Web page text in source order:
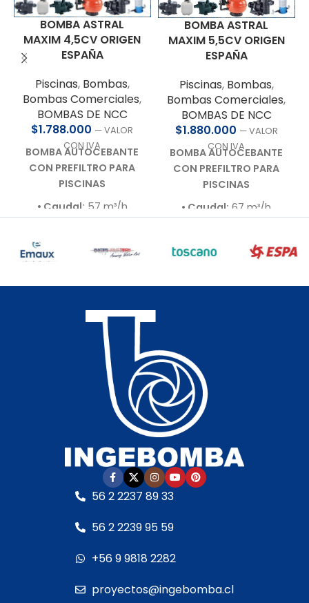
BOMBA ASTRAL
MAXIM 4,5CV ORIGEN
ESPAÑA
Piscinas, Bombas,
Bombas Comerciales,
BOMBAS DE NCC
$1.788.000 — VALOR
CON IVA
BOMBA AUTOCEBANTE
CON PREFILTRO PARA
PISCINAS
• Caudal: 57 m³/h
• Motor:
4,5 HP – 380 V –
• Autoaspirante:Hasta
Racor de
conexiones para 90 mm
• Cuerpo hidráulico:
En
plásticos técnicos de
alta resistencia
Según
cláusula del fabricante
Especial AISI 316 y óxido
de aluminia
• Eje del motor:Acero
inoxidable AISI 316
– Con rodamientos
– Aislamiento clase
– Partida directa
BOMBA ASTRAL
MAXIM 5,5CV ORIGEN
ESPAÑA
Piscinas, Bombas,
Bombas Comerciales,
BOMBAS DE NCC
$1.880.000 — VALOR
CON IVA
BOMBA AUTOCEBANTE
CON PREFILTRO PARA
PISCINAS
• Caudal: 67 m³/h
• Motor:5,5 HP – 380 V –
• Autoaspirante:Hasta
• Cuerpo hidráulico:
Plásticos técnicos de
alta resistencia
• Garantía:
cláusula del fabricante
• Sello mecánico:
Especial AISI 316 y óxido
de aluminia
• Eje del motor:
– Aislamiento clase
– Grado de
56 2 2237 89 33
56 2 2239 95 59
+56 9 9818 2282
proyectos@ingebomba.cl